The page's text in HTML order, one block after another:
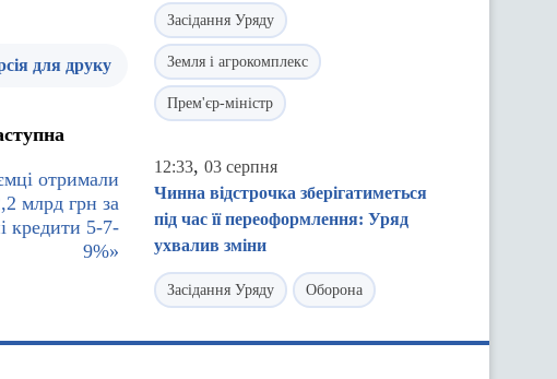
для друку
отримали
млрд грн за
кредити 5-7-
9%»
Засідання Уряду
Земля і агрокомплекс
Прем'єр-міністр
12:33, 03 серпня
Чинна відстрочка зберігатиметься
під час її переоформлення: Уряд
ухвалив зміни
Засідання Уряду Оборона